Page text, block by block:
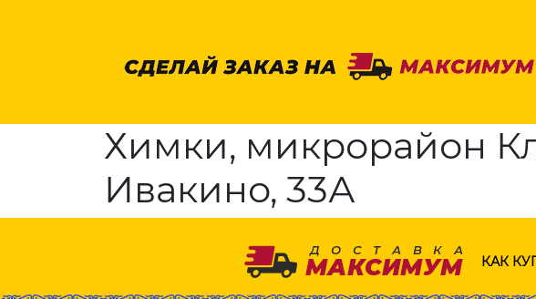
Химки, микрорайон
Ивакино, 33А
КАК